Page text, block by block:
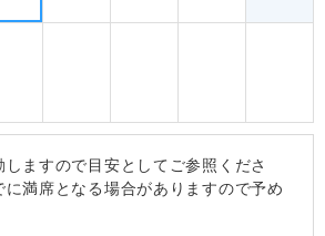
ますので目安としてご参照くださ
に満席となる場合がありますので予め